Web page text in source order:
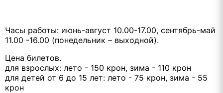
Часы работы: июнь-август 10.00-17.00, сентябрь-май
11.00 -16.00 (понедельник – выходной).
Цена билетов.
для взрослых: лето - 150 крон, зима - 110 крон
для детей от 6 до 15 лет: лето - 75 крон, зима - 55
крон